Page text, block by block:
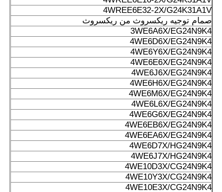
4WREE6E32-2X/G24K31A1V
صمام توجيه ريكسروث من ريكسروث
3WE6A6X/EG24N9K4
4WE6D6X/EG24N9K4
4WE6Y6X/EG24N9K4
4WE6E6X/EG24N9K4
4WE6J6X/EG24N9K4
4WE6H6X/EG24N9K4
4WE6M6X/EG24N9K4
4WE6L6X/EG24N9K4
4WE6G6X/EG24N9K4
4WE6EB6X/EG24N9K4
4WE6EA6X/EG24N9K4
4WE6D7X/HG24N9K4
4WE6J7X/HG24N9K4
4WE10D3X/CG24N9K4
4WE10Y3X/CG24N9K4
4WE10E3X/CG24N9K4